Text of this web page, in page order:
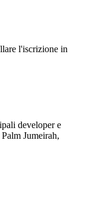
l'iscrizione in
developer e
Jumeirah,